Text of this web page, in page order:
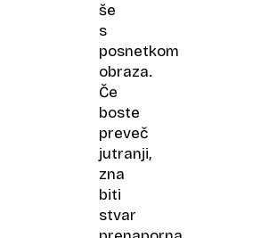
še
s
posnetkom
obraza.
Če
boste
preveč
jutranji,
zna
biti
stvar